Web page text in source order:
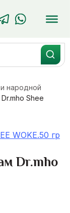
народной
Shee
Dr.mho